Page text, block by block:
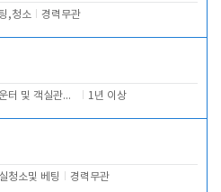
,청소 경력무관
카운터 및 객실관리 전반 1년 이상
청소및 베팅 경력무관